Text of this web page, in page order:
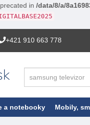
in /data/8/a/
+421 910 663 778
a notebooky Mobily,